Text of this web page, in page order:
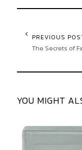
PREVIOUS
The Secrets of
YOU MIGHT